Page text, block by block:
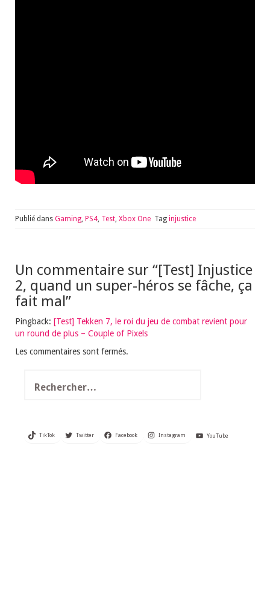
Publié dans Gaming, PS4, Test, Xbox One Tag injustice
Un commentaire sur “[Test] Injustice
2, quand un super-héros se fâche, ça
fait mal ”
Pingback: [Test] Tekken 7, le roi du jeu de combat revient pour
un round de plus – Couple of Pixels
Les commentaires sont fermés.
TikTok Twitter Facebook Instagram YouTube